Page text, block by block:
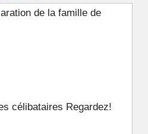
de la famille de
célibataires Regardez!